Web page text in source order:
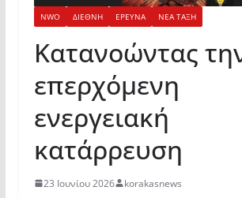
NWO ΔΙΕΘΝΗ ΕΡΕΥΝΑ ΝΕΑ ΤΑΞΗ
Κατανοώντας
επερχόμενη
ενεργειακή
κατάρρευση
23 Ιουνίου 2026 korakasnews